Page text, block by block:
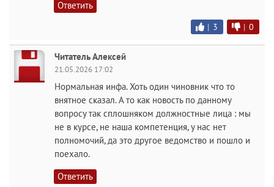
Ответить
| 3 | 0
Читатель Алексей
21.05.2026 17:02
Нормальная инфа. Хоть один чиновник что то
внятное сказал. А то как новость по данному
вопросу так сплошняком должностные лица : мы
не в курсе, не наша компетенция, у нас нет
полномочий, да это другое ведомство и пошло и
поехало.
Ответить